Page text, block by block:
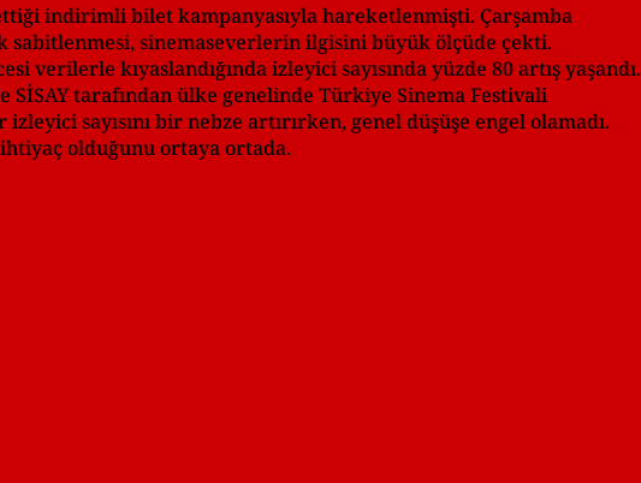
indirimli bilet kampanyasıyla hareketlenmişti. Çarşamba
sabitlenmesi, sinemaseverlerin ilgisini büyük ölçüde çekti.
verilerle kıyaslandığında izleyici sayısında yüzde 80 artış yaşandı.
tarafından ülke genelinde Türkiye Sinema Festivali
sayısını bir nebze artırırken, genel düşüşe engel olamadı.
olduğunu ortaya ortada.